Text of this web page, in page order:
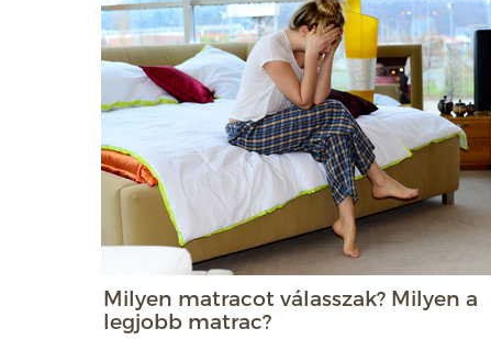
Milyen matracot válasszak? Milyen a
legjobb matrac?